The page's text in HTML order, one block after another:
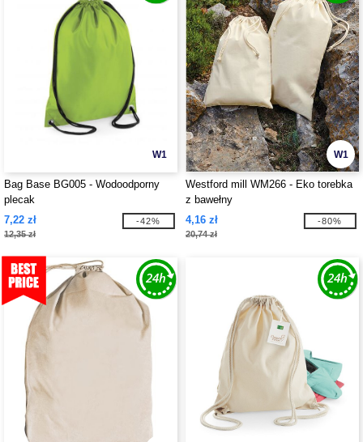
W1
Bag Base BG005 - Wodoodporny
plecak
7,22 zł
12,35 zł
-42%
W1
Westford mill WM266 - Eko torebka
z bawełny
4,16 zł
20,74 zł
-80%